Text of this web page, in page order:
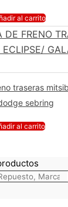
al carrito
traseras
sebring
al carrito